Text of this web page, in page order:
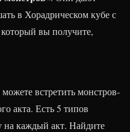
в Хорадрическом кубе с
вы получите,
встретить монстров-
акта. Есть 5 типов
на каждый акт. Найдите